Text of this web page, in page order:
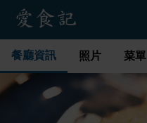
餐廳資訊 照片 菜單